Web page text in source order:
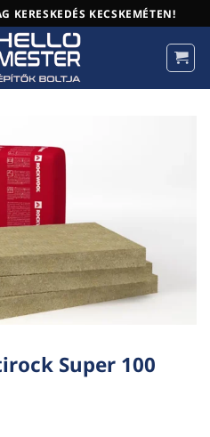
KERESKEDÉS KECSKEMÉTEN!
Super 100